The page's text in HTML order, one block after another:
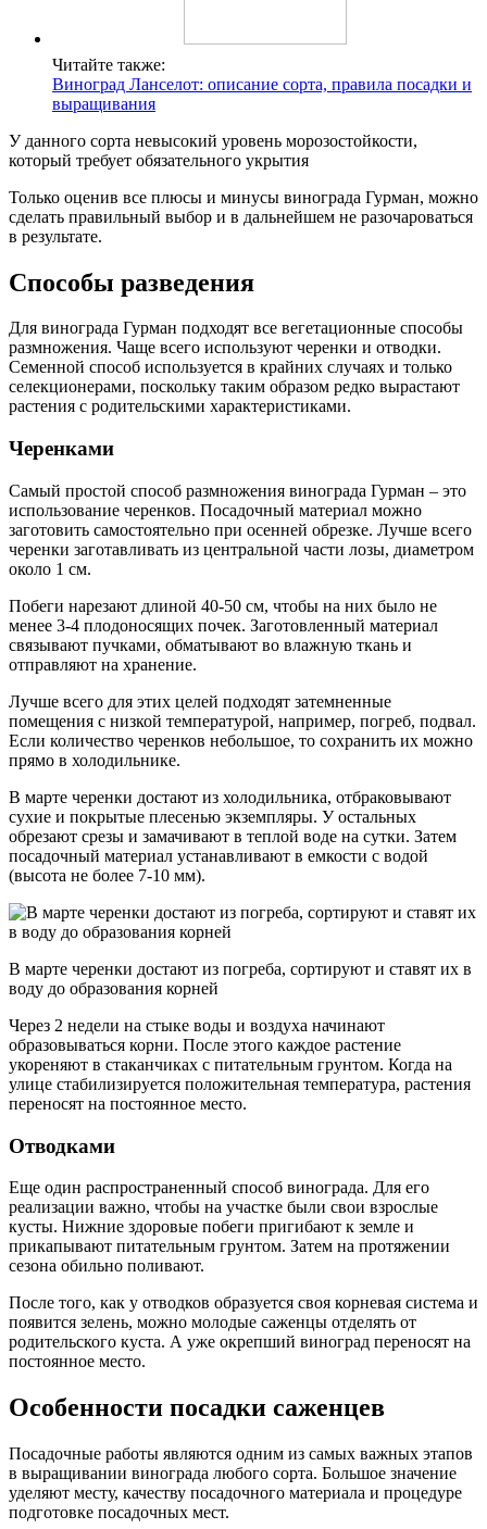
Читайте также:
Виноград Ланселот: описание сорта, правила посадки и
выращивания
У данного сорта невысокий уровень морозостойкости,
который требует обязательного укрытия
Только оценив все плюсы и минусы винограда Гурман, можно
сделать правильный выбор и в дальнейшем не разочароваться
в результате.
Способы разведения
Для винограда Гурман подходят все вегетационные способы
размножения. Чаще всего используют черенки и отводки.
Семенной способ используется в крайних случаях и только
селекционерами, поскольку таким образом редко вырастают
растения с родительскими характеристиками.
Черенками
Самый простой способ размножения винограда Гурман – это
использование черенков. Посадочный материал можно
заготовить самостоятельно при осенней обрезке. Лучше всего
черенки заготавливать из центральной части лозы, диаметром
около 1 см.
Побеги нарезают длиной 40-50 см, чтобы на них было не
менее 3-4 плодоносящих почек. Заготовленный материал
связывают пучками, обматывают во влажную ткань и
отправляют на хранение.
Лучше всего для этих целей подходят затемненные
помещения с низкой температурой, например, погреб, подвал.
Если количество черенков небольшое, то сохранить их можно
прямо в холодильнике.
В марте черенки достают из холодильника, отбраковывают
сухие и покрытые плесенью экземпляры. У остальных
обрезают срезы и замачивают в теплой воде на сутки. Затем
посадочный материал устанавливают в емкости с водой
(высота не более 7-10 мм).
В марте черенки достают из погреба, сортируют и ставят их в
воду до образования корней
Через 2 недели на стыке воды и воздуха начинают
образовываться корни. После этого каждое растение
укореняют в стаканчиках с питательным грунтом. Когда на
улице стабилизируется положительная температура, растения
переносят на постоянное место.
Отводками
Еще один распространенный способ винограда. Для его
реализации важно, чтобы на участке были свои взрослые
кусты. Нижние здоровые побеги пригибают к земле и
прикапывают питательным грунтом. Затем на протяжении
сезона обильно поливают.
После того, как у отводков образуется своя корневая система и
появится зелень, можно молодые саженцы отделять от
родительского куста. А уже окрепший виноград переносят на
постоянное место.
Особенности посадки саженцев
Посадочные работы являются одним из самых важных этапов
в выращивании винограда любого сорта. Большое значение
уделяют месту, качеству посадочного материала и процедуре
подготовке посадочных мест.